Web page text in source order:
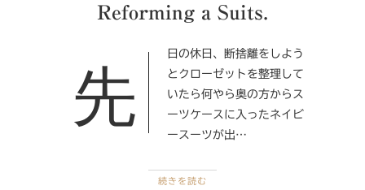
Reforming a Suits.
先日の休日、断捨離をしよう
とクローゼットを整理して
いたら何やら奥の方からス
ーツケースに入ったネイビ
ースーツが出…
続きを読む